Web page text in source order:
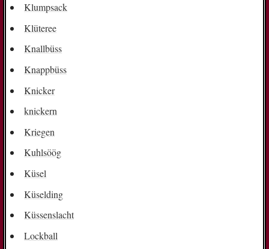
Klumpsack
Klüteree
Knallbüss
Knappbüss
Knicker
knickern
Kriegen
Kuhlsöög
Küsel
Küselding
Küssenslacht
Lockball